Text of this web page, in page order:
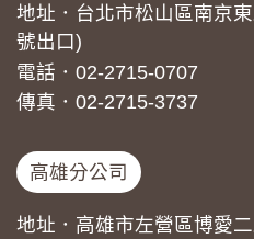
地址．台北市松山區南京
號出口)
電話．02-2715-0707
傳真．02-2715-3737
高雄分公司
地址．高雄市左營區博愛